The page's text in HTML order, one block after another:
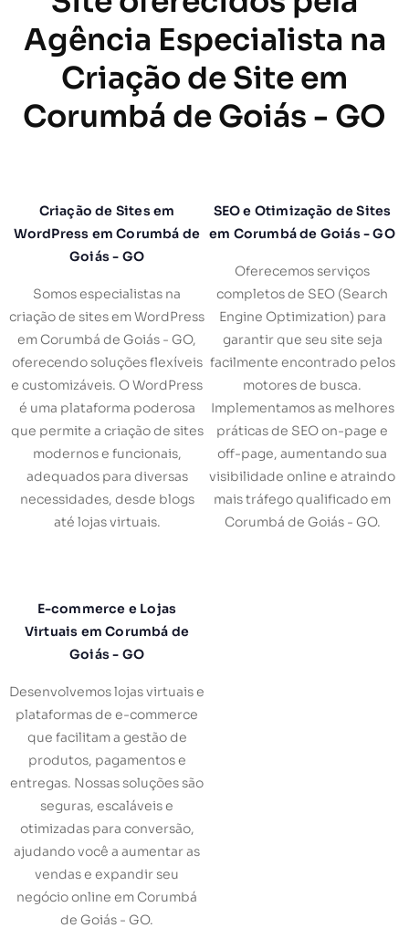
Agência Especialista na
Criação de Site em
Corumbá de Goiás - GO
Criação de Sites em
WordPress em Corumbá de
Goiás - GO
Somos especialistas na
criação de sites em WordPress
em Corumbá de Goiás - GO,
oferecendo soluções flexíveis
e customizáveis. O WordPress
é uma plataforma poderosa
que permite a criação de sites
modernos e funcionais,
adequados para diversas
necessidades, desde blogs
até lojas virtuais.
SEO e Otimização de Sites
em Corumbá de Goiás - GO
Oferecemos serviços
completos de SEO (Search
Engine Optimization) para
garantir que seu site seja
facilmente encontrado pelos
motores de busca.
Implementamos as melhores
práticas de SEO on-page e
off-page, aumentando sua
visibilidade online e atraindo
mais tráfego qualificado em
Corumbá de Goiás - GO.
E-commerce e Lojas
Virtuais em Corumbá de
Goiás - GO
Desenvolvemos lojas virtuais e
plataformas de e-commerce
que facilitam a gestão de
produtos, pagamentos e
entregas. Nossas soluções são
seguras, escaláveis e
otimizadas para conversão,
ajudando você a aumentar as
vendas e expandir seu
negócio online em Corumbá
de Goiás - GO.